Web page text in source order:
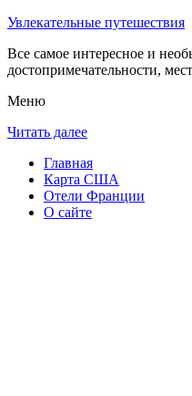
Увлекательные путешествия
Все самое интересное и
достопримечательности,
Меню
Читать далее
Главная
Карта США
Отели Франции
О сайте